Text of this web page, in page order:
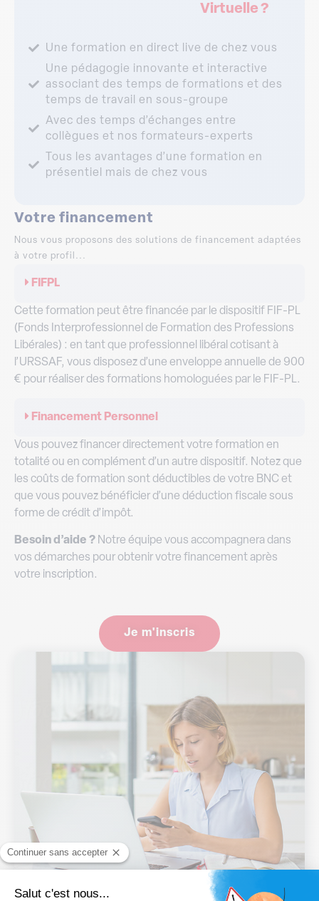
Virtuelle ?
Une formation en direct live de chez vous
Une pédagogie innovante et interactive
associant des temps de formations et des
temps de travail en sous-groupe
Avec des temps d’échanges entre
collègues et nos formateurs-experts
Tous les avantages d’une formation en
présentiel mais de chez vous
Votre financement
Nous vous proposons des solutions de financement adaptées
à votre profil...
FIFPL
Cette formation peut être financée par le dispositif FIF-PL
(Fonds Interprofessionnel de Formation des Professions
Libérales) : en tant que professionnel libéral cotisant à
l’URSSAF, vous disposez d’une enveloppe annuelle de 900
€ pour réaliser des formations homologuées par le FIF-PL.
Financement Personnel
Vous pouvez financer directement votre formation en
totalité ou en complément d’un autre dispositif. Notez que
les coûts de formation sont déductibles de votre BNC et
que vous pouvez bénéficier d’une déduction fiscale sous
forme de crédit d’impôt.
Besoin d’aide ? Notre équipe vous accompagnera dans
vos démarches pour obtenir votre financement après
votre inscription.
Je m'inscris